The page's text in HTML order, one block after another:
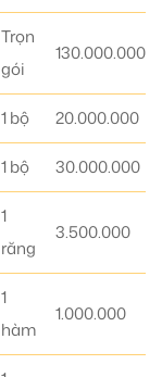
Trọn
gói
130.000.000
1 bộ 20.000.000
1 bộ 30.000.000
1
răng
3.500.000
1
hàm
1.000.000